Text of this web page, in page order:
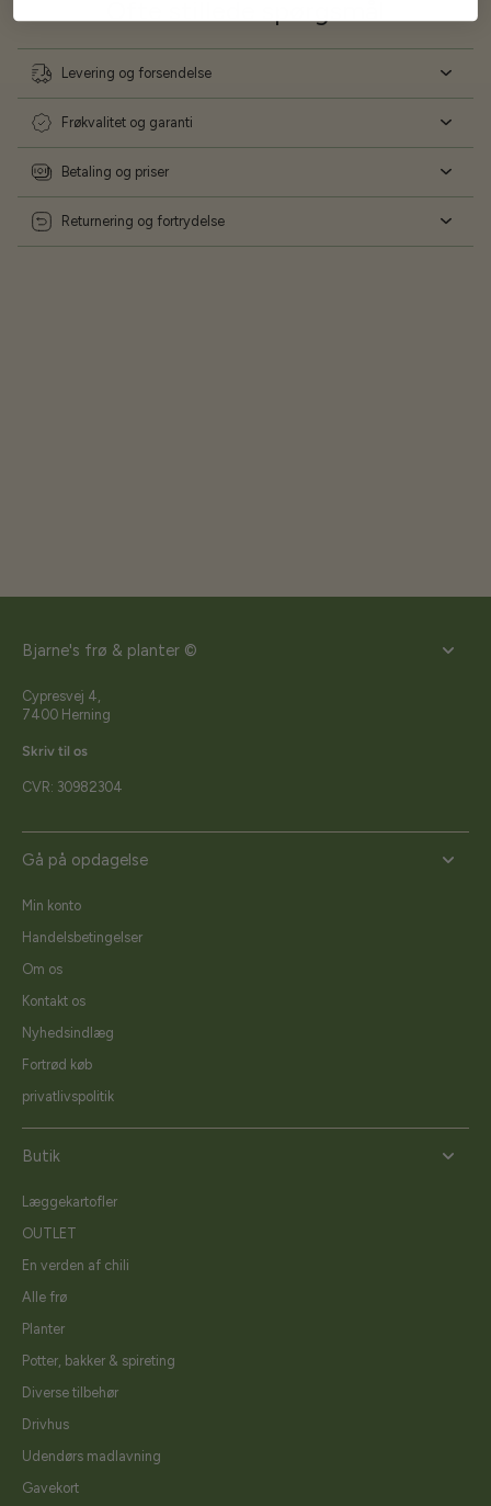
Levering og forsendelse
Frøkvalitet og garanti
Betaling og priser
Returnering og fortrydelse
Bjarne's frø & planter ©
Cypresvej 4,
7400 Herning
Skriv til os
CVR: 30982304
Gå på opdagelse
Min konto
Handelsbetingelser
Om os
Kontakt os
Nyhedsindlæg
Fortrød køb
privatlivspolitik
Butik
Læggekartofler
OUTLET
En verden af chili
Alle frø
Planter
Potter, bakker & spireting
Diverse tilbehør
Drivhus
Udendørs madlavning
Gavekort